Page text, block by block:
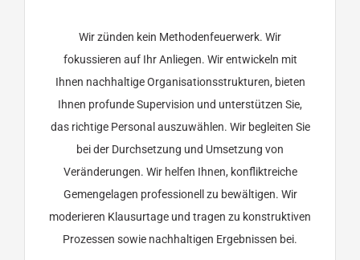
– der Jugendhilfeträger
Wir zünden kein Methodenfeuerwerk. Wir
fokussieren auf Ihr Anliegen. Wir entwickeln mit
Ihnen nachhaltige Organisationsstrukturen, bieten
Ihnen profunde Supervision und unterstützen Sie,
das richtige Personal auszuwählen. Wir begleiten Sie
bei der Durchsetzung und Umsetzung von
Veränderungen. Wir helfen Ihnen, konfliktreiche
Gemengelagen professionell zu bewältigen. Wir
moderieren Klausurtage und tragen zu konstruktiven
Prozessen sowie nachhaltigen Ergebnissen bei.